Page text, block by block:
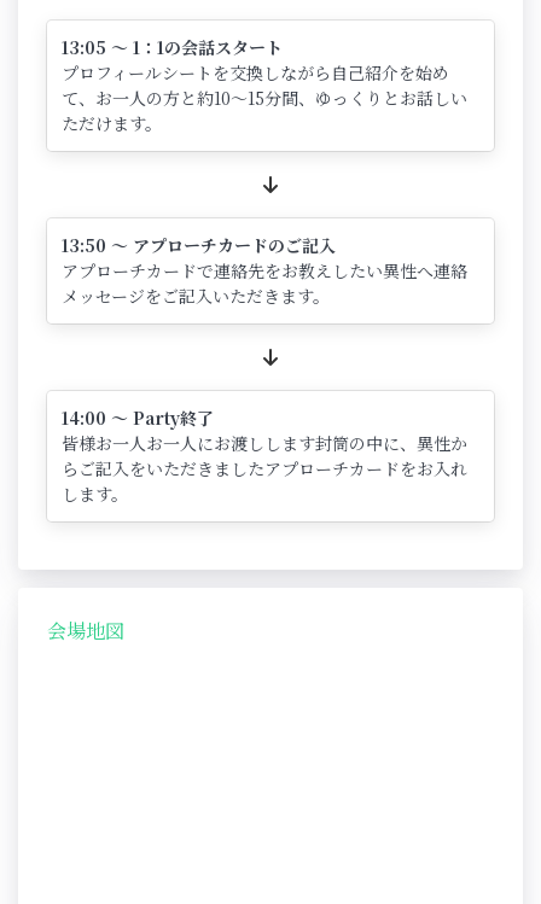
13:05 ～ 1：1の会話スタート
プロフィールシートを交換しながら自己紹介を始め
て、お一人の方と約10～15分間、ゆっくりとお話しい
ただけます。
13:50 ～ アプローチカードのご記入
アプローチカードで連絡先をお教えしたい異性へ連絡
メッセージをご記入いただきます。
14:00 ～ Party終了
皆様お一人お一人にお渡しします封筒の中に、異性か
らご記入をいただきましたアプローチカードをお入れ
します。
会場地図